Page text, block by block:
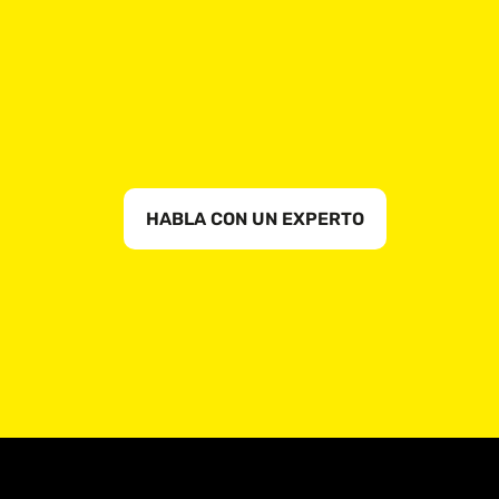
HABLA CON UN EXPERTO